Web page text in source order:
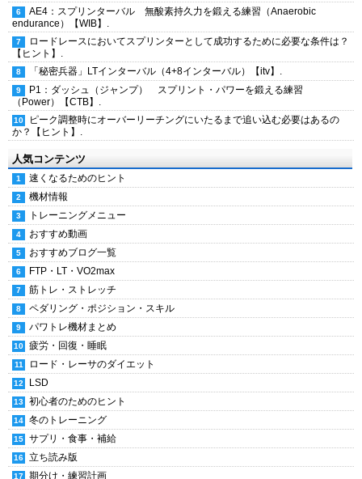
AE4：スプリンターバル 無酸素持久力を鍛える練習（Anaerobic
endurance）【WIB】.
ロードレースにおいてスプリンターとして成功するために必要な条件は？
【ヒント】.
「秘密兵器」LTインターバル（4+8インターバル）【itv】.
P1：ダッシュ（ジャンプ） スプリント・パワーを鍛える練習
（Power）【CTB】.
ピーク調整時にオーバーリーチングにいたるまで追い込む必要はあるの
か？【ヒント】.
人気コンテンツ
速くなるためのヒント
機材情報
トレーニングメニュー
おすすめ動画
おすすめブログ一覧
FTP・LT・VO2max
筋トレ・ストレッチ
ペダリング・ポジション・スキル
パワトレ機材まとめ
疲労・回復・睡眠
ロード・レーサのダイエット
LSD
初心者のためのヒント
冬のトレーニング
サプリ・食事・補給
立ち読み版
期分け・練習計画